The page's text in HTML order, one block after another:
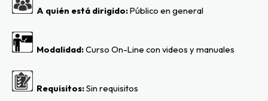
A quién está dirigido: Público en general
Modalidad: Curso On-Line con videos y manuales
Requisitos: Sin requisitos